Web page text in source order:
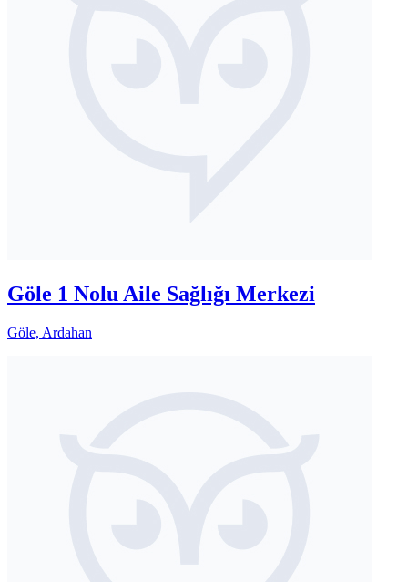
Göle 1 Nolu Aile Sağlığı Merkezi
Göle, Ardahan